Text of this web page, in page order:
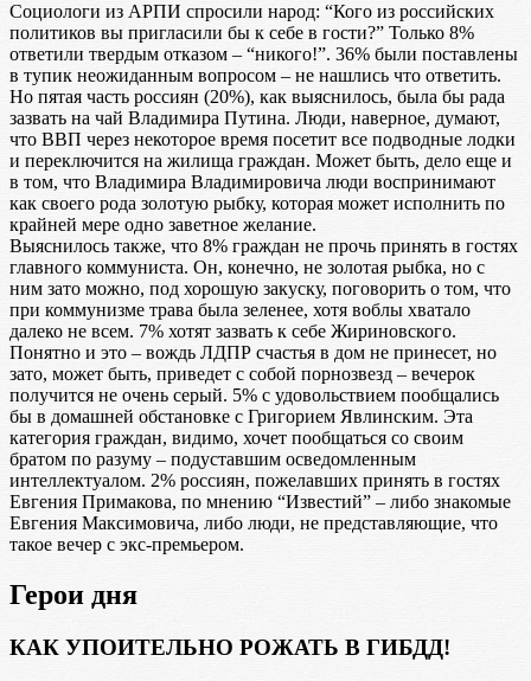
Социологи из АРПИ спросили народ: “Кого из российских
политиков вы пригласили бы к себе в гости?” Только 8%
ответили твердым отказом – “никого!”. 36% были поставлены
в тупик неожиданным вопросом – не нашлись что ответить.
Но пятая часть россиян (20%), как выяснилось, была бы рада
зазвать на чай Владимира Путина. Люди, наверное, думают,
что ВВП через некоторое время посетит все подводные лодки
и переключится на жилища граждан. Может быть, дело еще и
в том, что Владимира Владимировича люди воспринимают
как своего рода золотую рыбку, которая может исполнить по
крайней мере одно заветное желание.
Выяснилось также, что 8% граждан не прочь принять в гостях
главного коммуниста. Он, конечно, не золотая рыбка, но с
ним зато можно, под хорошую закуску, поговорить о том, что
при коммунизме трава была зеленее, хотя воблы хватало
далеко не всем. 7% хотят зазвать к себе Жириновского.
Понятно и это – вождь ЛДПР счастья в дом не принесет, но
зато, может быть, приведет с собой порнозвезд – вечерок
получится не очень серый. 5% с удовольствием пообщались
бы в домашней обстановке с Григорием Явлинским. Эта
категория граждан, видимо, хочет пообщаться со своим
братом по разуму – подуставшим осведомленным
интеллектуалом. 2% россиян, пожелавших принять в гостях
Евгения Примакова, по мнению “Известий” – либо знакомые
Евгения Максимовича, либо люди, не представляющие, что
такое вечер с экс-премьером.
Герои дня
КАК УПОИТЕЛЬНО РОЖАТЬ В ГИБДД!